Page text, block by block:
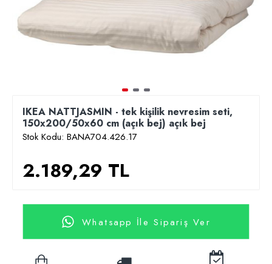
IKEA NATTJASMIN - tek kişilik nevresim seti,
150x200/50x60 cm (açık bej) açık bej
Stok Kodu: BANA704.426.17
2.189,29 TL
Whatsapp İle Sipariş Ver